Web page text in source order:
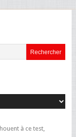
à ce test,